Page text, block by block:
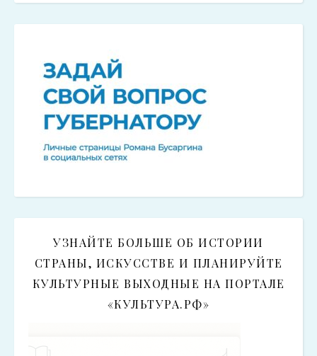
УЗНАЙТЕ БОЛЬШЕ ОБ ИСТОРИИ
СТРАНЫ, ИСКУССТВЕ И ПЛАНИРУЙТЕ
КУЛЬТУРНЫЕ ВЫХОДНЫЕ НА ПОРТАЛЕ
«КУЛЬТУРА.РФ»